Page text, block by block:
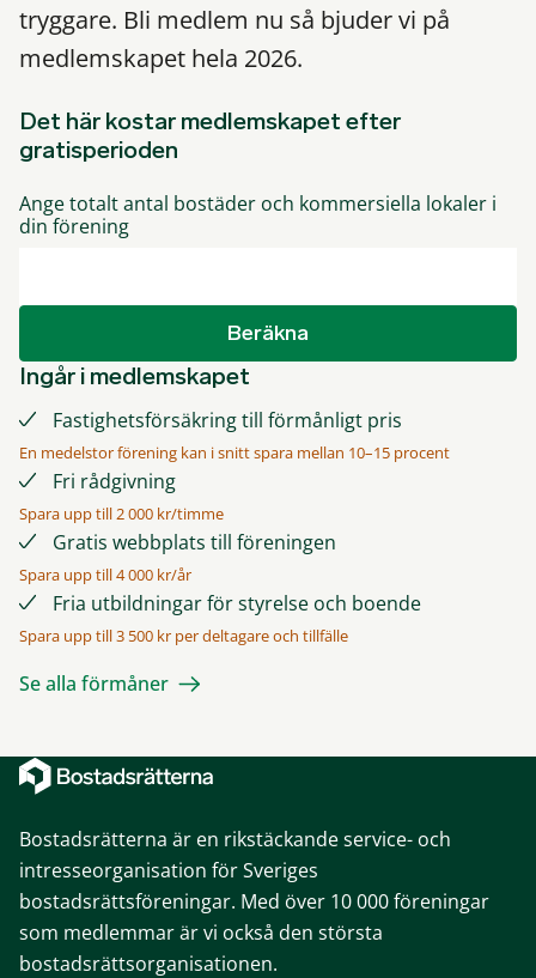
tryggare. Bli medlem nu så bjuder vi på
medlemskapet hela 2026.
Det här kostar medlemskapet efter
gratisperioden
Ange totalt antal bostäder och kommersiella lokaler i
din förening
Beräkna
Ingår i medlemskapet
Fastighetsförsäkring till förmånligt pris
En medelstor förening kan i snitt spara mellan 10–15 procent
Fri rådgivning
Spara upp till 2 000 kr/timme
Gratis webbplats till föreningen
Spara upp till 4 000 kr/år
Fria utbildningar för styrelse och boende
Spara upp till 3 500 kr per deltagare och tillfälle
Se alla förmåner
Bostadsrätterna är en rikstäckande service- och
intresseorganisation för Sveriges
bostadsrättsföreningar. Med över 10 000 föreningar
som medlemmar är vi också den största
bostadsrättsorganisationen.